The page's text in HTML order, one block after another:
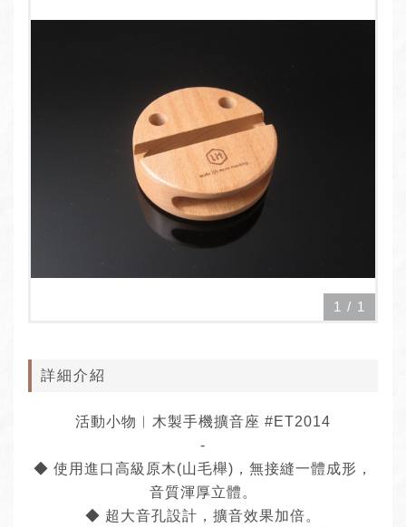
1 / 1
詳細介紹
活動小物︱木製手機擴音座 #ET2014
-
◆ 使用進口高級原木(山毛櫸)，無接縫一體成形，
音質渾厚立體。
◆ 超大音孔設計，擴音效果加倍。